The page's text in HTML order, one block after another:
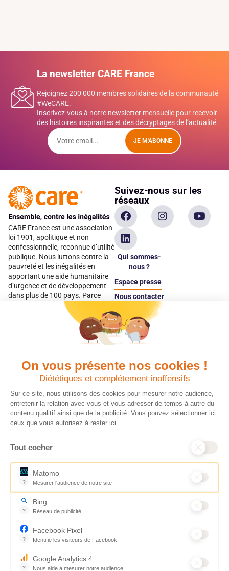
On vous présente nos cookies !
Diététiques et complétement inoffensifs
Sur ce site, nous utilisons des cookies pour mesurer notre audience,
entretenir la relation avec vous et vous adresser de temps à autre du
contenu qualitif ainsi que de la publicité. Vous pouvez sélectionner ici
ceux que vous autorisez à rester ici.
Tout cocher
?
Matomo
Mesurer l'audience de notre site
Outil analytique (alternative à Google Analytics) collectant des
?
Bing
Réseau de publicité
?
Facebook Pixel
Identifie les visiteurs de Facebook
?
Google Analytics 4
Nous aide à mesurer notre audience
La newsletter CARE France
Rejoignez 200 000 membres solidaires de la communauté
#WeCARE.
Inscrivez-vous à notre newsletter mensuelle pour recevoir
des histoires inspirantes et des décryptages de l’actualité.
JE M'ABONNE
CARE France est une association
loi 1901, apolitique et non
confessionnelle, reconnue d’utilité
publique. Nous luttons contre la
pauvreté et les inégalités en
apportant une aide humanitaire
d’urgence et de développement
dans plus de 100 pays. Parce
qu’elles sont les premières
victimes des inégalités, CARE met
les femmes et les filles au cœur
Suivez-nous sur les
réseaux
Qui sommes-
nous ?
Espace presse
Nous contacter
Espace
donateur
Quels avantages fiscaux ?
Chaque don effectué à une
association reconnue d’utilité
publique comme CARE, est
déductible jusqu’à 75 % de l’impôt
sur le revenu. Modalités de
déduction, déclaration des dons
ce qu’il faut savoir sur la
France pour exprimer votre
générosité et optimiser votre
fiscalité en toute confiance.
En savoir plus
Donner en confiance
Vos dons sont
déductibles à 75 % de
vos impôts. Depuis
plus de 15 ans, CARE
France est une
est essentielle pour